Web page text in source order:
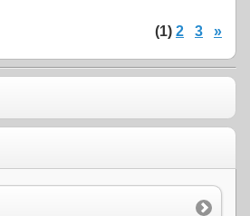
(1) 2 3 »